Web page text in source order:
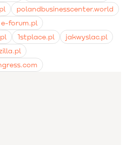
polandbusinesscenter.world
e-forum.pl
1stplace.pl
jakwyslac.pl